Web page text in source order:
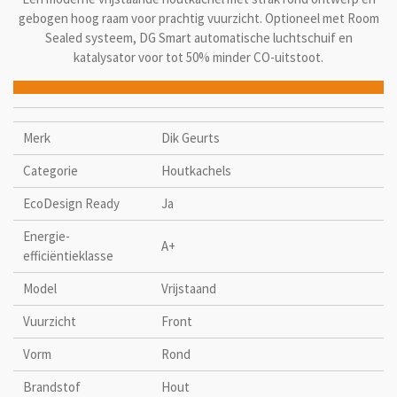
gebogen hoog raam voor prachtig vuurzicht. Optioneel met Room
Sealed systeem, DG Smart automatische luchtschuif en
katalysator voor tot 50% minder CO-uitstoot.
Merk
Dik Geurts
Categorie
Houtkachels
EcoDesign Ready
Ja
Energie-
efficiëntieklasse
A+
Model
Vrijstaand
Vuurzicht
Front
Vorm
Rond
Brandstof
Hout